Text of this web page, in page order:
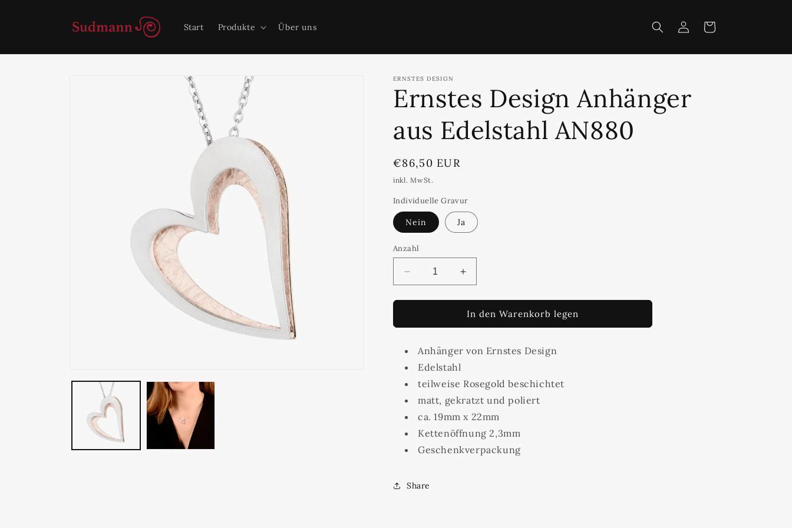
Start Produkte Über uns EinloggenWarenkorb
ERNSTES DESIGN
Ernstes Design Anhänger
aus Edelstahl AN880
Normaler
Preis
€86,50 EUR
inkl. MwSt.
Individuelle Gravur
Nein Ja
Anzahl
Verringere
die
Menge
Ernstes
Anhänger
aus
AN880
Erhöhe
die
Menge
für
Ernstes
Anhänger
AN880
In den Warenkorb legen
Anhänger von Ernstes Design
Edelstahl
teilweise Rosegold beschichtet
matt, gekratzt und poliert
ca. 19mm x 22mm
Kettenöffnung 2,3mm
Geschenkverpackung
Share